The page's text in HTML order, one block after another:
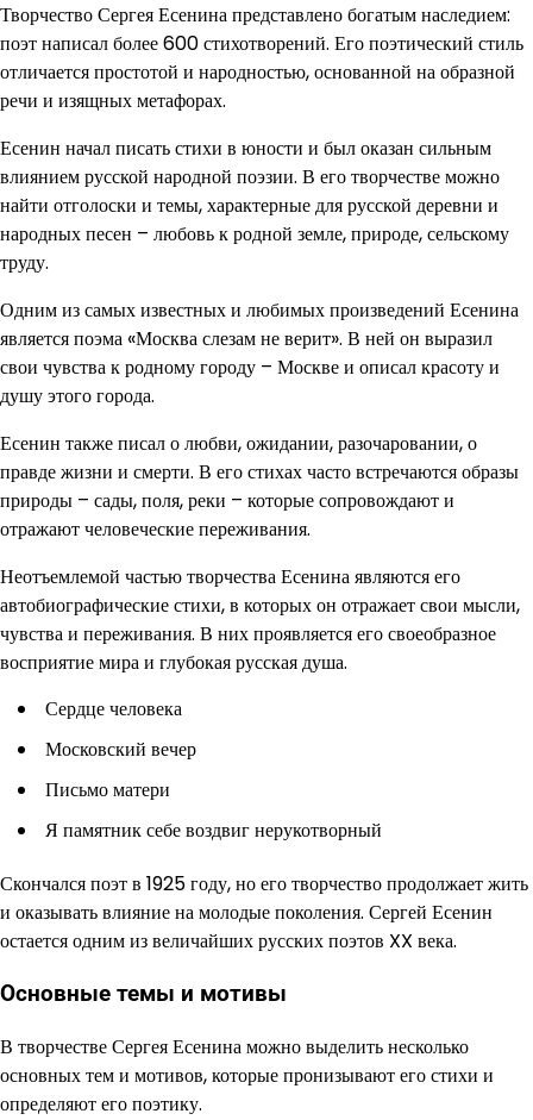
Творчество Сергея Есенина представлено богатым наследием:
поэт написал более 600 стихотворений. Его поэтический стиль
отличается простотой и народностью, основанной на образной
речи и изящных метафорах.
Есенин начал писать стихи в юности и был оказан сильным
влиянием русской народной поэзии. В его творчестве можно
найти отголоски и темы, характерные для русской деревни и
народных песен – любовь к родной земле, природе, сельскому
труду.
Одним из самых известных и любимых произведений Есенина
является поэма «Москва слезам не верит». В ней он выразил
свои чувства к родному городу – Москве и описал красоту и
душу этого города.
Есенин также писал о любви, ожидании, разочаровании, о
правде жизни и смерти. В его стихах часто встречаются образы
природы – сады, поля, реки – которые сопровождают и
отражают человеческие переживания.
Неотъемлемой частью творчества Есенина являются его
автобиографические стихи, в которых он отражает свои мысли,
чувства и переживания. В них проявляется его своеобразное
восприятие мира и глубокая русская душа.
Сердце человека
Московский вечер
Письмо матери
Я памятник себе воздвиг нерукотворный
Скончался поэт в 1925 году, но его творчество продолжает жить
и оказывать влияние на молодые поколения. Сергей Есенин
остается одним из величайших русских поэтов XX века.
Основные темы и мотивы
В творчестве Сергея Есенина можно выделить несколько
основных тем и мотивов, которые пронизывают его стихи и
определяют его поэтику.